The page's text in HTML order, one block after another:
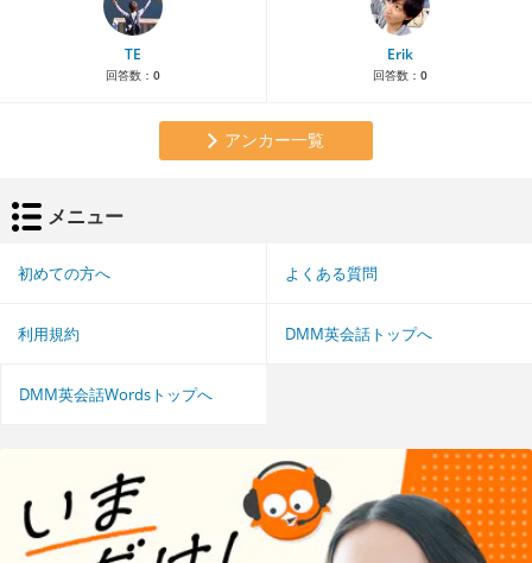
TE
回答数： 0
Erik
回答数： 0
アンカー一覧
メニュー
初めての方へ よくある質問
利用規約 DMM英会話トップへ
DMM英会話Wordsトップへ